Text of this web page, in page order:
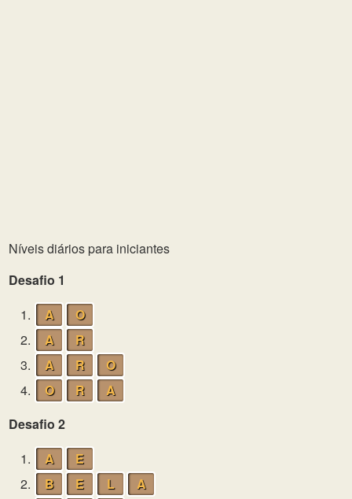
Níveis diários para iniciantes
Desafio 1
1.
A
O
2.
A
R
3.
A R
O
4.
O R
A
Desafio 2
1.
A
E
2.
B E L
A